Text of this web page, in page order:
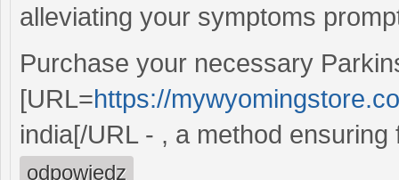
alleviating your symptoms
Purchase your necessary
[URL=https://
india[/URL - , a method
odpowiedz